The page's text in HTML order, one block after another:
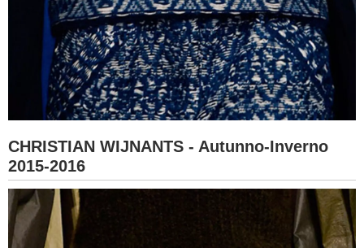
CHRISTIAN WIJNANTS - Autunno-Inverno
2015-2016